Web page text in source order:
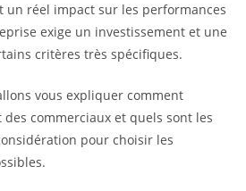
un réel impact sur les performances
exige un investissement et une
critères très spécifiques.
vous expliquer comment
commerciaux et quels sont les
pour choisir les